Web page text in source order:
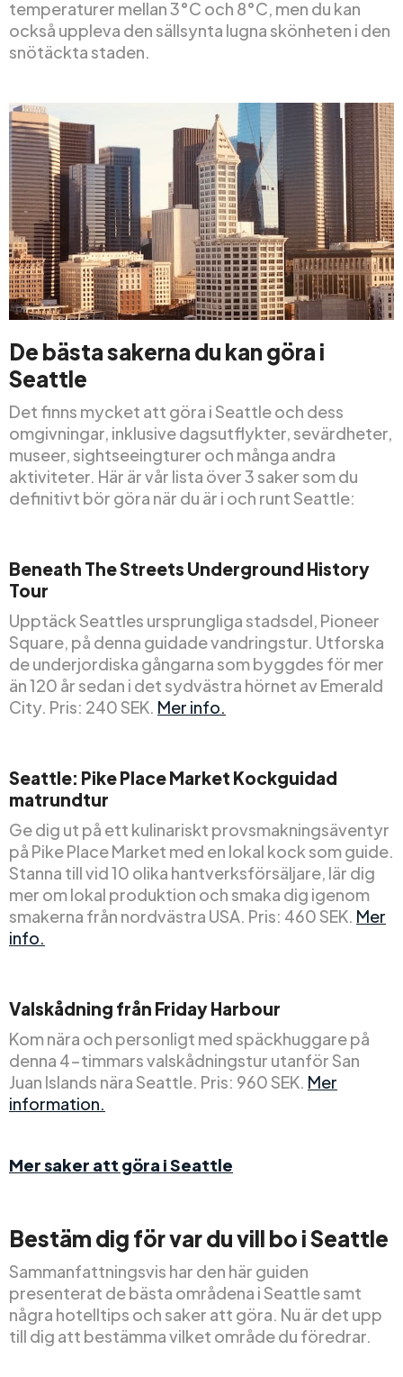
temperaturer mellan 3°C och 8°C, men du kan
också uppleva den sällsynta lugna skönheten i den
snötäckta staden.
De bästa sakerna du kan göra i
Seattle
Det finns mycket att göra i Seattle och dess
omgivningar, inklusive dagsutflykter, sevärdheter,
museer, sightseeingturer och många andra
aktiviteter. Här är vår lista över 3 saker som du
definitivt bör göra när du är i och runt Seattle:
Beneath The Streets Underground History
Tour
Upptäck Seattles ursprungliga stadsdel, Pioneer
Square, på denna guidade vandringstur. Utforska
de underjordiska gångarna som byggdes för mer
än 120 år sedan i det sydvästra hörnet av Emerald
City. Pris: 240 SEK. Mer info.
Seattle: Pike Place Market Kockguidad
matrundtur
Ge dig ut på ett kulinariskt provsmakningsäventyr
på Pike Place Market med en lokal kock som guide.
Stanna till vid 10 olika hantverksförsäljare, lär dig
mer om lokal produktion och smaka dig igenom
smakerna från nordvästra USA. Pris: 460 SEK. Mer
info.
Valskådning från Friday Harbour
Kom nära och personligt med späckhuggare på
denna 4-timmars valskådningstur utanför San
Juan Islands nära Seattle. Pris: 960 SEK. Mer
information.
Mer saker att göra i Seattle
Bestäm dig för var du vill bo i Seattle
Sammanfattningsvis har den här guiden
presenterat de bästa områdena i Seattle samt
några hotelltips och saker att göra. Nu är det upp
till dig att bestämma vilket område du föredrar.